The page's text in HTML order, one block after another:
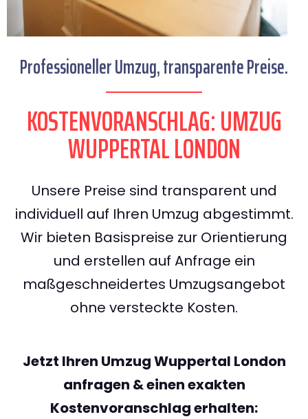
Professioneller Umzug, transparente Preise.
KOSTENVORANSCHLAG: UMZUG
WUPPERTAL LONDON
Unsere Preise sind transparent und
individuell auf Ihren Umzug abgestimmt.
Wir bieten Basispreise zur Orientierung
und erstellen auf Anfrage ein
maßgeschneidertes Umzugsangebot
ohne versteckte Kosten.
Jetzt Ihren Umzug Wuppertal London
anfragen & einen exakten
Kostenvoranschlag erhalten: